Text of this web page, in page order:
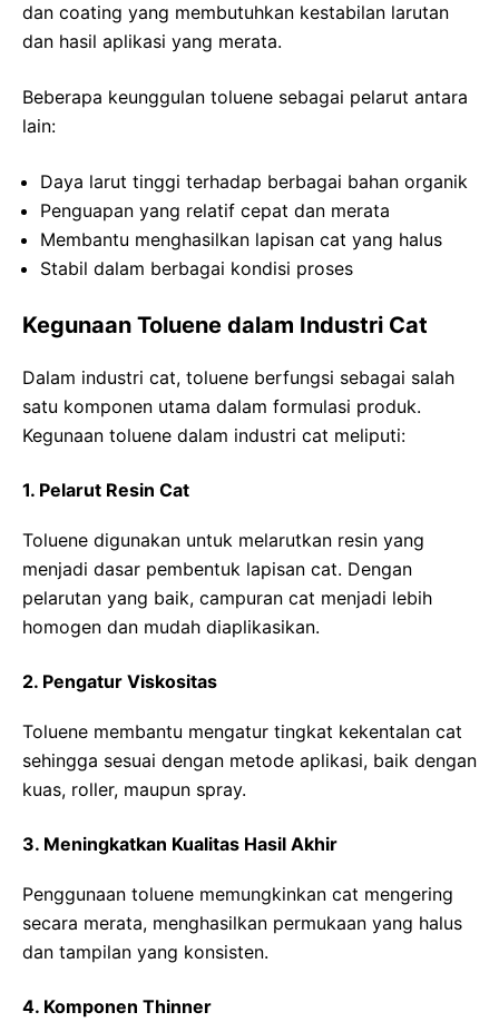
dan coating yang membutuhkan kestabilan larutan
dan hasil aplikasi yang merata.
Beberapa keunggulan toluene sebagai pelarut antara
lain:
Daya larut tinggi terhadap berbagai bahan organik
Penguapan yang relatif cepat dan merata
Membantu menghasilkan lapisan cat yang halus
Stabil dalam berbagai kondisi proses
Kegunaan Toluene dalam Industri Cat
Dalam industri cat, toluene berfungsi sebagai salah
satu komponen utama dalam formulasi produk.
Kegunaan toluene dalam industri cat meliputi:
1. Pelarut Resin Cat
Toluene digunakan untuk melarutkan resin yang
menjadi dasar pembentuk lapisan cat. Dengan
pelarutan yang baik, campuran cat menjadi lebih
homogen dan mudah diaplikasikan.
2. Pengatur Viskositas
Toluene membantu mengatur tingkat kekentalan cat
sehingga sesuai dengan metode aplikasi, baik dengan
kuas, roller, maupun spray.
3. Meningkatkan Kualitas Hasil Akhir
Penggunaan toluene memungkinkan cat mengering
secara merata, menghasilkan permukaan yang halus
dan tampilan yang konsisten.
4. Komponen Thinner